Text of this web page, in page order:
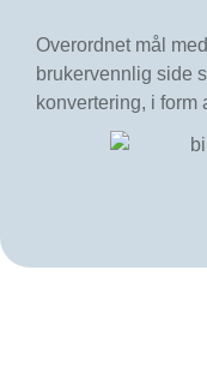
Overordnet mål
brukervennlig side
konvertering, i form